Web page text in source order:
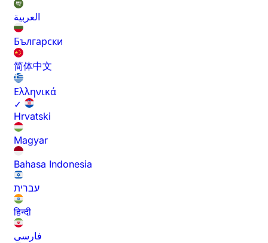
العربية
Български
简体中文
Ελληνικά
✓
Hrvatski
Magyar
Bahasa Indonesia
עברית
हिन्दी
فارسی